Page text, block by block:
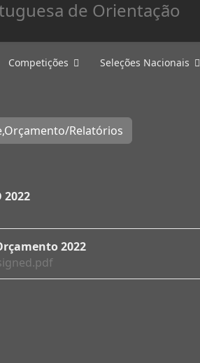
Competições Seleções Nacionais
Relatórios
2022
2022